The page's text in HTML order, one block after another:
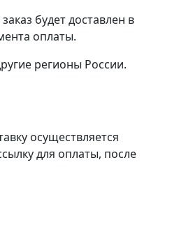
будет доставлен в
оплаты.
регионы России.
осуществляется
для оплаты, после